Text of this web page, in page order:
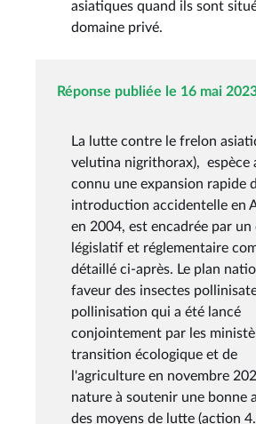
asiatiques quand ils sont
domaine privé.
Réponse publiée le 16 mai
La lutte contre le frelon
velutina nigrithorax), espèce
connu une expansion rapide
introduction accidentelle en
en 2004, est encadrée par un
législatif et réglementaire
détaillé ci-après. Le plan
faveur des insectes
pollinisation qui a été lancé
conjointement par les
transition écologique et de
l'agriculture en novembre
nature à soutenir une bonne
des moyens de lutte (action